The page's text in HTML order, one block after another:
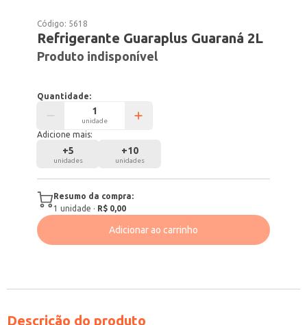
Código: 5618
Refrigerante Guaraplus Guaraná 2L
Produto indisponível
Quantidade:
unidade
Adicione mais:
+5
unidades
+10
unidades
Resumo da compra:
1 unidade · R$ 0,00
Adicionar ao carrinho
Descrição do produto